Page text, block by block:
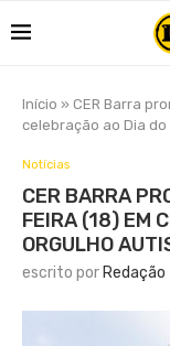
Início » CER Barra
celebração ao Dia
Notícias
CER BARRA
FEIRA (18) EM
ORGULHO
escrito por Redação